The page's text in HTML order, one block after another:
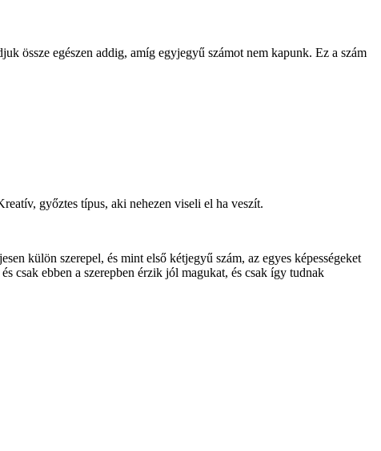
össze egészen addig, amíg egyjegyű számot nem kapunk. Ez a szám
győztes típus, aki nehezen viseli el ha veszít.
külön szerepel, és mint első kétjegyű szám, az egyes képességeket
csak ebben a szerepben érzik jól magukat, és csak így tudnak